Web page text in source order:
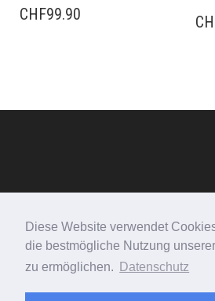
Diese Website verwendet
die bestmögliche Nutzung
zu ermöglichen.
Datenschutz
CHF99.90
Copyright © 2025 - Swissmountain I
F.A.QIImpressumI Datenschutz
Rufen Sie an: 079 450 10 47